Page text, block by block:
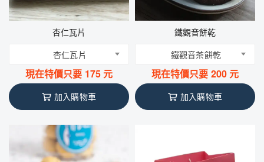
杏仁瓦片
杏仁瓦片
現在特價只要 175 元
加入購物車
鐵觀音餅乾
鐵觀音茶餅乾
現在特價只要 200 元
加入購物車